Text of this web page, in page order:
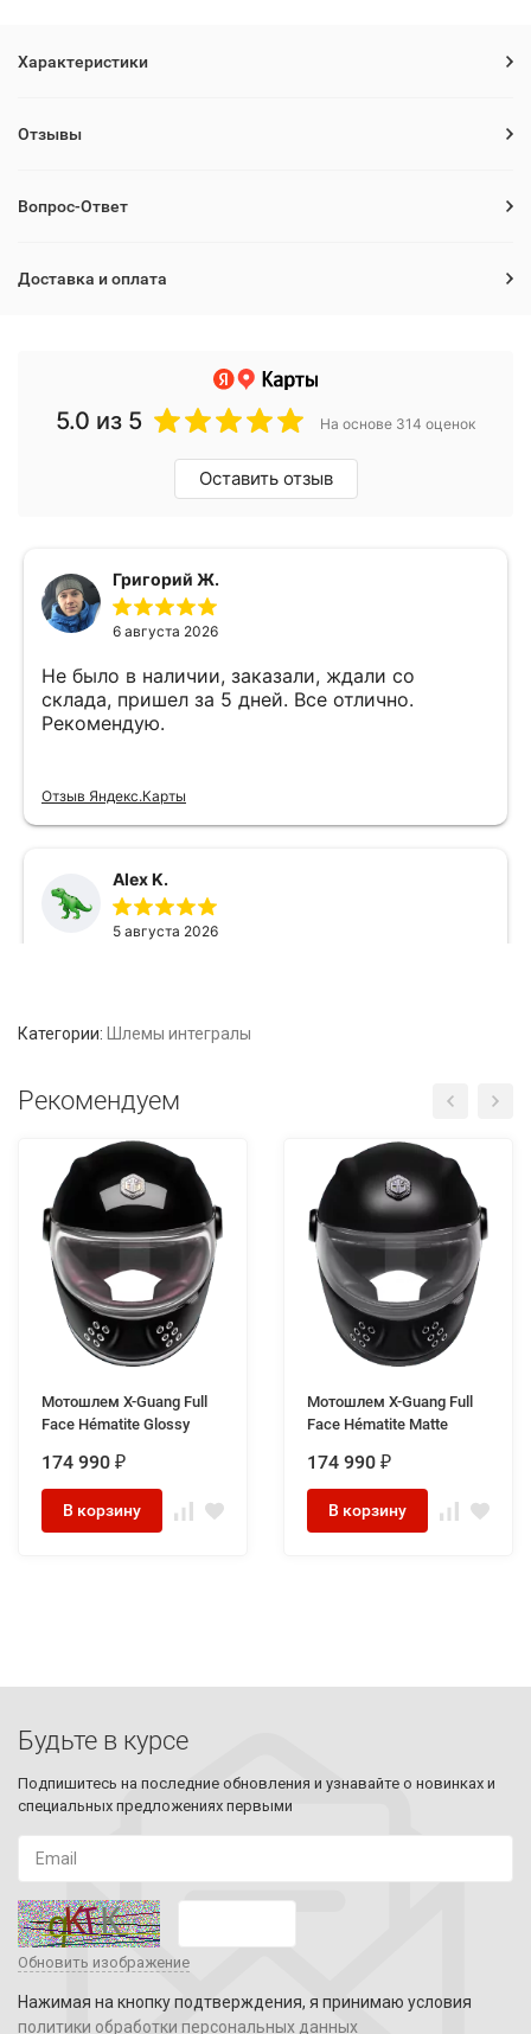
Характеристики
Отзывы
Вопрос-Ответ
Доставка и оплата
Категории: Шлемы интегралы
Рекомендуем
Мотошлем X-Guang Full
Face Hématite Glossy
174 990 ₽
В корзину
Мотошлем X-Guang Full
Face Hématite Matte
174 990 ₽
В корзину
Будьте в курсе
Подпишитесь на последние обновления и узнавайте о новинках и
специальных предложениях первыми
Обновить изображение
Нажимая на кнопку подтверждения, я принимаю условия
политики обработки персональных данных